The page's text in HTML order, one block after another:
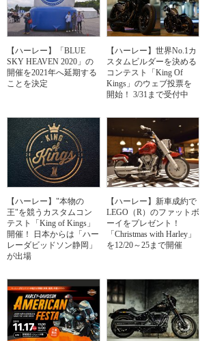
【ハーレー】「BLUE
SKY HEAVEN 2020」の
開催を2021年へ延期する
ことを決定
【ハーレー】世界No.1カ
スタムビルダーを決める
コンテスト「King Of
Kings」のウェブ投票を
開始！ 3/31まで受付中
【ハーレー】"本物の
王"を競うカスタムコン
テスト「King of Kings」
開催！ 日本からは「ハー
レーダビッドソン静岡」
が出場
【ハーレー】新車成約で
LEGO（R）のファットボ
ーイをプレゼント！
「Christmas with Harley」
を12/20～25まで開催